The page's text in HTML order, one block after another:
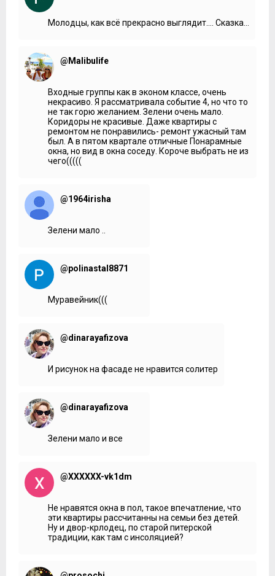
Молодцы, как всё прекрасно выглядит.... Сказка...
@Malibulife
Входные группы как в эконом классе, очень
некрасиво. Я рассматривала событие 4, но что то
не так горю желанием. Зелени очень мало.
Коридоры не красивые. Даже квартиры с
ремонтом не понравились- ремонт ужасный там
был. А в пятом квартале отличные Понарамные
окна, но вид в окна соседу. Короче выбрать не из
чего(((((
@1964irisha
Зелени мало ..
@polinastal8871
Муравейник(((
@dinarayafizova
И рисунок на фасаде не нравится солитер
@dinarayafizova
Зелени мало и все
@XXXXXX-vk1dm
Не нравятся окна в пол, такое впечатление, что
эти квартиры рассчитанны на семьи без детей.
Ну и двор-крлодец, по старой питерской
традиции, как там с инсоляцией?